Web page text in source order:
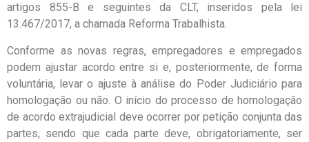
artigos 855-B e seguintes da CLT, inseridos pela lei
13.467/2017, a chamada Reforma Trabalhista.
Conforme as novas regras, empregadores e empregados
podem ajustar acordo entre si e, posteriormente, de forma
voluntária, levar o ajuste à análise do Poder Judiciário para
homologação ou não. O início do processo de homologação
de acordo extrajudicial deve ocorrer por petição conjunta das
partes, sendo que cada parte deve, obrigatoriamente, ser